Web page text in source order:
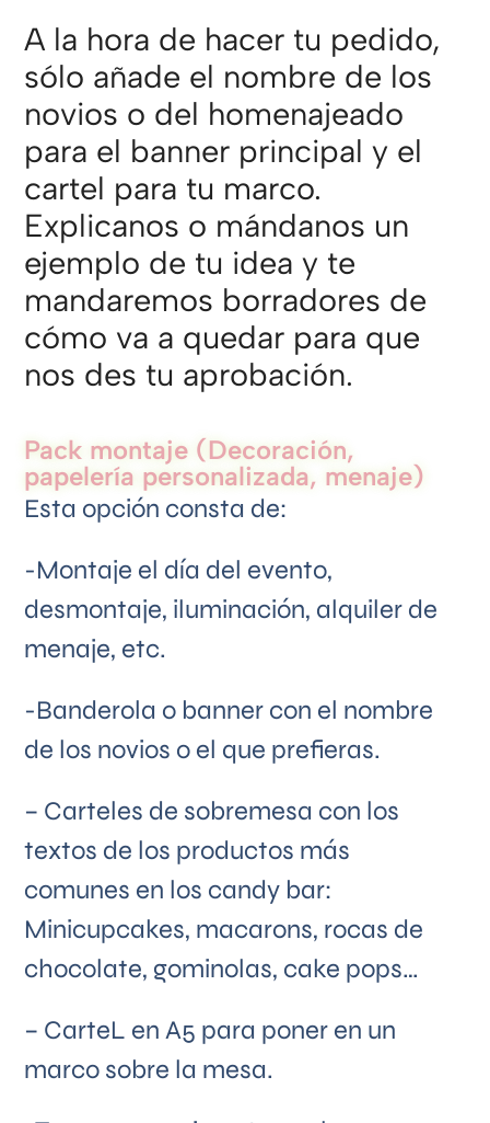
A la hora de hacer tu pedido,
sólo añade el nombre de los
novios o del homenajeado
para el banner principal y el
cartel para tu marco.
Explicanos o mándanos un
ejemplo de tu idea y te
mandaremos borradores de
cómo va a quedar para que
nos des tu aprobación.
Pack montaje (Decoración,
papelería personalizada, menaje)
Esta opción consta de:
-Montaje el día del evento,
desmontaje, iluminación, alquiler de
menaje, etc.
-Banderola o banner con el nombre
de los novios o el que prefieras.
– Carteles de sobremesa con los
textos de los productos más
comunes en los candy bar:
Minicupcakes, macarons, rocas de
chocolate, gominolas, cake pops…
– CarteL en A5 para poner en un
marco sobre la mesa.